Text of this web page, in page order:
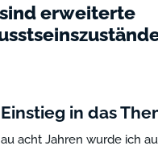
erweiterte
in das
acht Jahren wurde ich